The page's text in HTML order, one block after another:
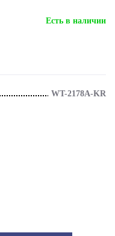
Есть в наличии
WT-2178A-KR